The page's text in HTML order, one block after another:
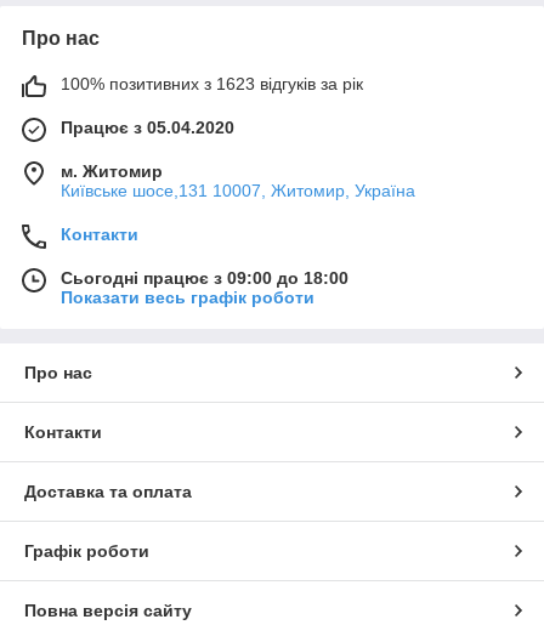
Про нас
100% позитивних з 1623 відгуків за рік
Працює з 05.04.2020
м. Житомир
Київське шосе,131 10007, Житомир, Україна
Контакти
Сьогодні працює з 09:00 до 18:00
Показати весь графік роботи
Про нас
Контакти
Доставка та оплата
Графік роботи
Повна версія сайту